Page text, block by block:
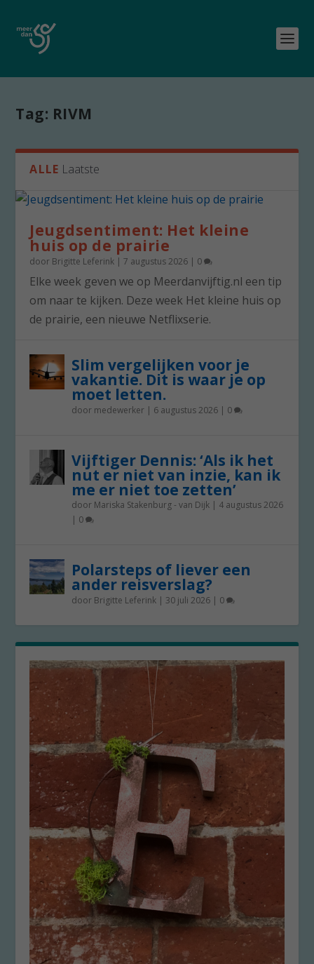
Tag: RIVM
ALLE Laatste
Jeugdsentiment: Het kleine
huis op de prairie
door Brigitte Leferink |7 augustus 2026 | 0
Elke week geven we op Meerdanvijftig.nl een tip
om naar te kijken. Deze week Het kleine huis op
de prairie, een nieuwe Netflixserie.
Slim vergelijken voor je
vakantie. Dit is waar je op
moet letten.
door medewerker | 6 augustus 2026 | 0
Vijftiger Dennis: ‘Als ik het
nut er niet van inzie, kan ik
me er niet toe zetten’
door Mariska Stakenburg - van Dijk | 4 augustus 2026
| 0
Polarsteps of liever een
ander reisverslag?
door Brigitte Leferink | 30 juli 2026 | 0